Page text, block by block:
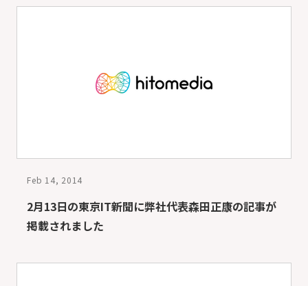
Feb 14, 2014
2月13日の東京IT新聞に弊社代表森田正康の記事が
掲載されました